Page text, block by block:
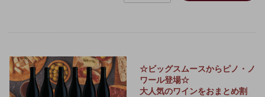
☆ビッグスムースからピノ・ノ
ワール登場☆
大人気のワインをおまとめ割